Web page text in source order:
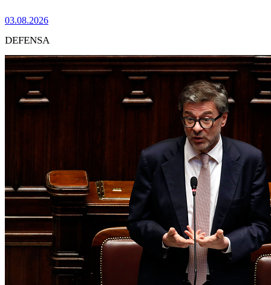
03.08.2026
DEFENSA